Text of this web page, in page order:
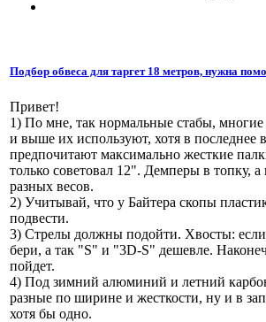
Подбор обвеса для таргет 18 метров, нужна
Привет!
1) По мне, так нормальные стабы,
и выше их используют, хотя в последнее
предпочитают максимально жесткие
только советовал 12". Демперы в топку,
разных весов.
2) Учитывай, что у Байтера скопы
подвести.
3) Стрелы должны подойти. Хвосты: если
бери, а так "S" и "3D-S" дешевле.
пойдет.
4) Под зимний алюминий и летний
разные по ширине и жесткости, ну и в
хотя бы одно.